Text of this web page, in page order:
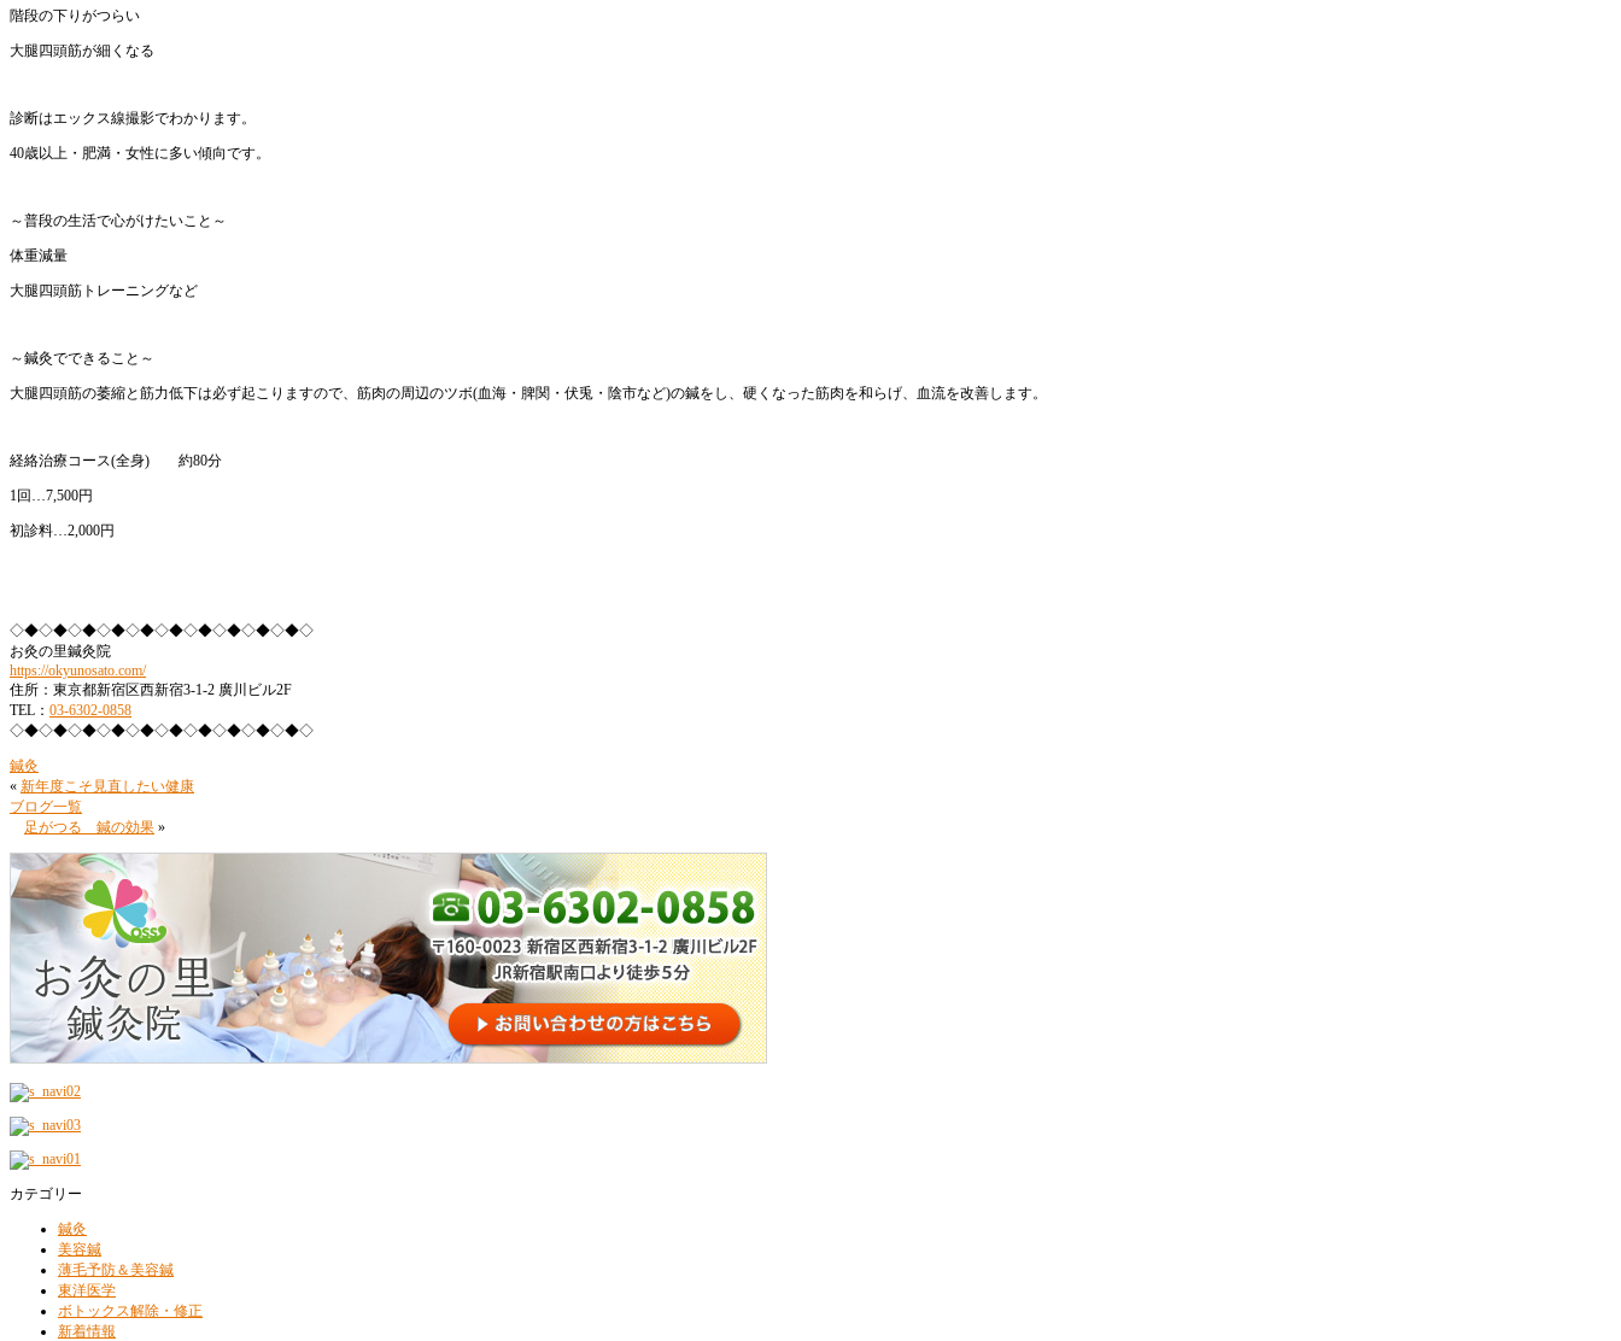
階段の下りがつらい
大腿四頭筋が細くなる
診断はエックス線撮影でわかります。
40歳以上・肥満・女性に多い傾向です。
～普段の生活で心がけたいこと～
体重減量
大腿四頭筋トレーニングなど
～鍼灸でできること～
大腿四頭筋の萎縮と筋力低下は必ず起こりますので、筋肉の周辺のツボ(血海・脾関・伏兎・陰市など)の鍼をし、硬くなった筋肉を和らげ、血流を改善します。
経絡治療コース(全身) 約80分
1回…7,500円
初診料…2,000円
◇◆◇◆◇◆◇◆◇◆◇◆◇◆◇◆◇◆◇◆◇
お灸の里鍼灸院
https://okyunosato.com/
住所：東京都新宿区西新宿3-1-2 廣川ビル2F
TEL： 03-6302-0858
◇◆◇◆◇◆◇◆◇◆◇◆◇◆◇◆◇◆◇◆◇
鍼灸
« 新年度こそ見直したい健康
ブログ一覧
足がつる 鍼の効果 »
カテゴリー
鍼灸
美容鍼
薄毛予防＆美容鍼
東洋医学
ボトックス解除・修正
新着情報